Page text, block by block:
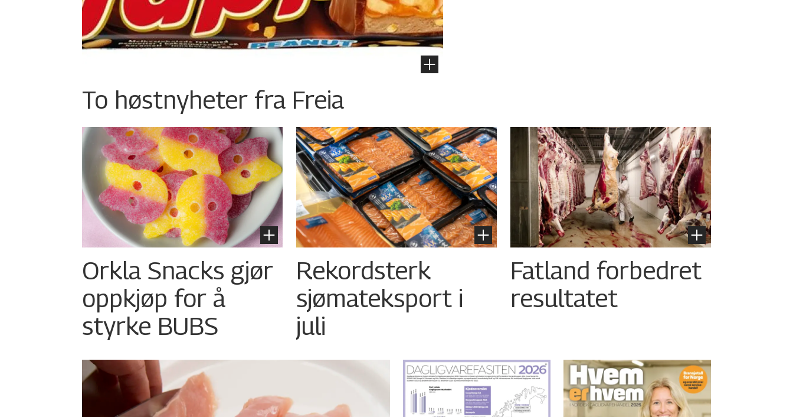
To høstnyheter fra Freia
Orkla Snacks gjør
oppkjøp for å
styrke BUBS
Rekordsterk
sjømateksport i
juli
Fatland forbedret
resultatet